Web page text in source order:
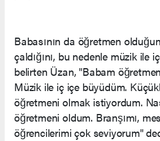
Babasının da öğretmen
çaldığını, bu nedenle müzik ile
belirten Üzan, "Babam
Müzik ile iç içe büyüdüm.
öğretmeni olmak istiyordum.
öğretmeni oldum. Branşımı,
öğrencilerimi çok seviyorum"